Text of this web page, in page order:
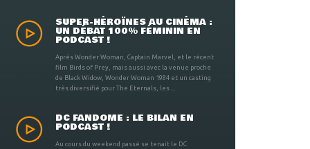
SUPER-HÉROÏNES AU CINÉMA :
UN DÉBAT 100% FÉMININ EN
PODCAST !
Après Wonder Woman, Captain Marvel, et le récent
film Birds of Prey, mais aussi avec la venue proche
de Black Widow, Wonder Woman 1984 et un casting
très diversifié pour The Eternals, les ...
DC FANDOME : LE BILAN EN
PODCAST !
Au cours du weekend passé se tenait le DC